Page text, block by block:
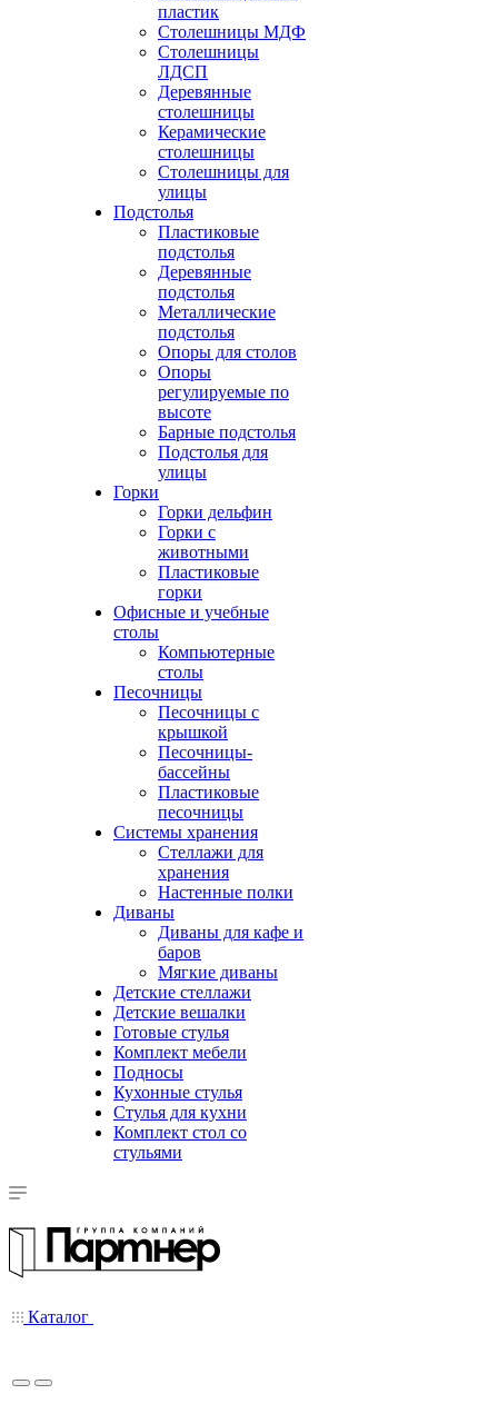
пластик
Столешницы МДФ
Столешницы
ЛДСП
Деревянные
столешницы
Керамические
столешницы
Столешницы для
улицы
Подстолья
Пластиковые
подстолья
Деревянные
подстолья
Металлические
подстолья
Опоры для столов
Опоры
регулируемые по
высоте
Барные подстолья
Подстолья для
улицы
Горки
Горки дельфин
Горки с
животными
Пластиковые
горки
Офисные и учебные
столы
Компьютерные
столы
Песочницы
Песочницы с
крышкой
Песочницы-
бассейны
Пластиковые
песочницы
Системы хранения
Стеллажи для
хранения
Настенные полки
Диваны
Диваны для кафе и
баров
Мягкие диваны
Детские стеллажи
Детские вешалки
Готовые стулья
Комплект мебели
Подносы
Кухонные стулья
Стулья для кухни
Комплект стол со
стульями
Каталог